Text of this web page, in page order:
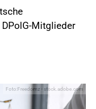
Mitglieder
Foto:Freedomz - stock.adobe.com